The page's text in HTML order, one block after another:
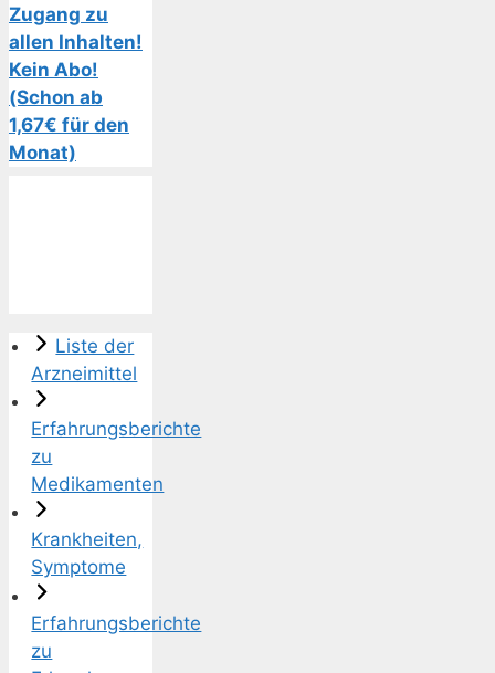
Zugang zu
allen Inhalten!
Kein Abo!
(Schon ab
1,67€ für den
Monat)
Liste der
Arzneimittel
Erfahrungsberichte
zu
Medikamenten
Krankheiten,
Symptome
Erfahrungsberichte
zu